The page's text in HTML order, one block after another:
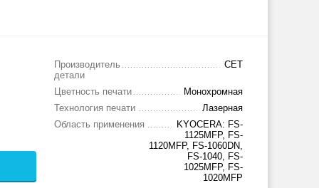
Производитель
детали
CET
Цветность печати
Монохромная
Технология печати
Лазерная
Область применения
KYOCERA: FS-
1125MFP, FS-
1120MFP, FS-1060DN,
FS-1040, FS-
1025MFP, FS-
1020MFP